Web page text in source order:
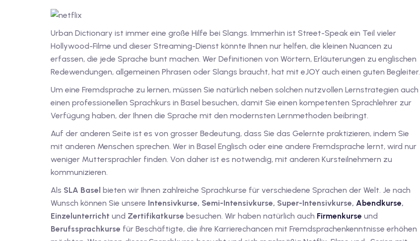
Urban Dictionary ist immer eine große Hilfe bei Slangs. Immerhin ist Street-Speak ein Teil vieler
Hollywood-Filme und dieser Streaming-Dienst könnte Ihnen nur helfen, die kleinen Nuancen zu
erfassen, die jede Sprache bunt machen. Wer Definitionen von Wörtern, Erläuterungen zu englischen
Redewendungen, allgemeinen Phrasen oder Slangs braucht, hat mit eJOY auch einen guten Begleiter.
Um eine Fremdsprache zu lernen, müssen Sie natürlich neben solchen nutzvollen Lernstrategien auch
einen professionellen Sprachkurs in Basel besuchen, damit Sie einen kompetenten Sprachlehrer zur
Verfügung haben, der Ihnen die Sprache mit den modernsten Lernmethoden beibringt.
Auf der anderen Seite ist es von grosser Bedeutung, dass Sie das Gelernte praktizieren, indem Sie
mit anderen Menschen sprechen. Wer in Basel Englisch oder eine andere Fremdsprache lernt, wird nur
weniger Muttersprachler finden. Von daher ist es notwendig, mit anderen Kursteilnehmern zu
kommunizieren.
Als SLA Basel bieten wir Ihnen zahlreiche Sprachkurse für verschiedene Sprachen der Welt. Je nach
Wunsch können Sie unsere Intensivkurse, Semi-Intensivkurse, Super-Intensivkurse, Abendkurse,
Einzelunterricht und Zertifikatkurse besuchen. Wir haben natürlich auch Firmenkurse und
Berufssprachkurse für Beschäftigte, die ihre Karrierechancen mit Fremdsprachenkenntnisse erhöhen